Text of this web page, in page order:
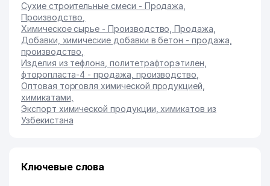
Сухие строительные смеси - Продажа,
Производство
Химическое сырье - Производство, Продажа
Добавки, химические добавки в бетон - продажа,
производство
Изделия из тефлона, политетрафторэтилен,
фторопласта-4 - продажа, производство
Оптовая торговля химической продукцией,
химикатами
Экспорт химической продукции, химикатов из
Узбекистана
Ключевые слова